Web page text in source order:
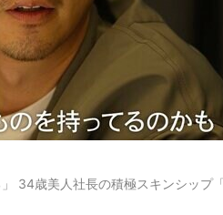
」 34歳美人社長の積極スキンシッ